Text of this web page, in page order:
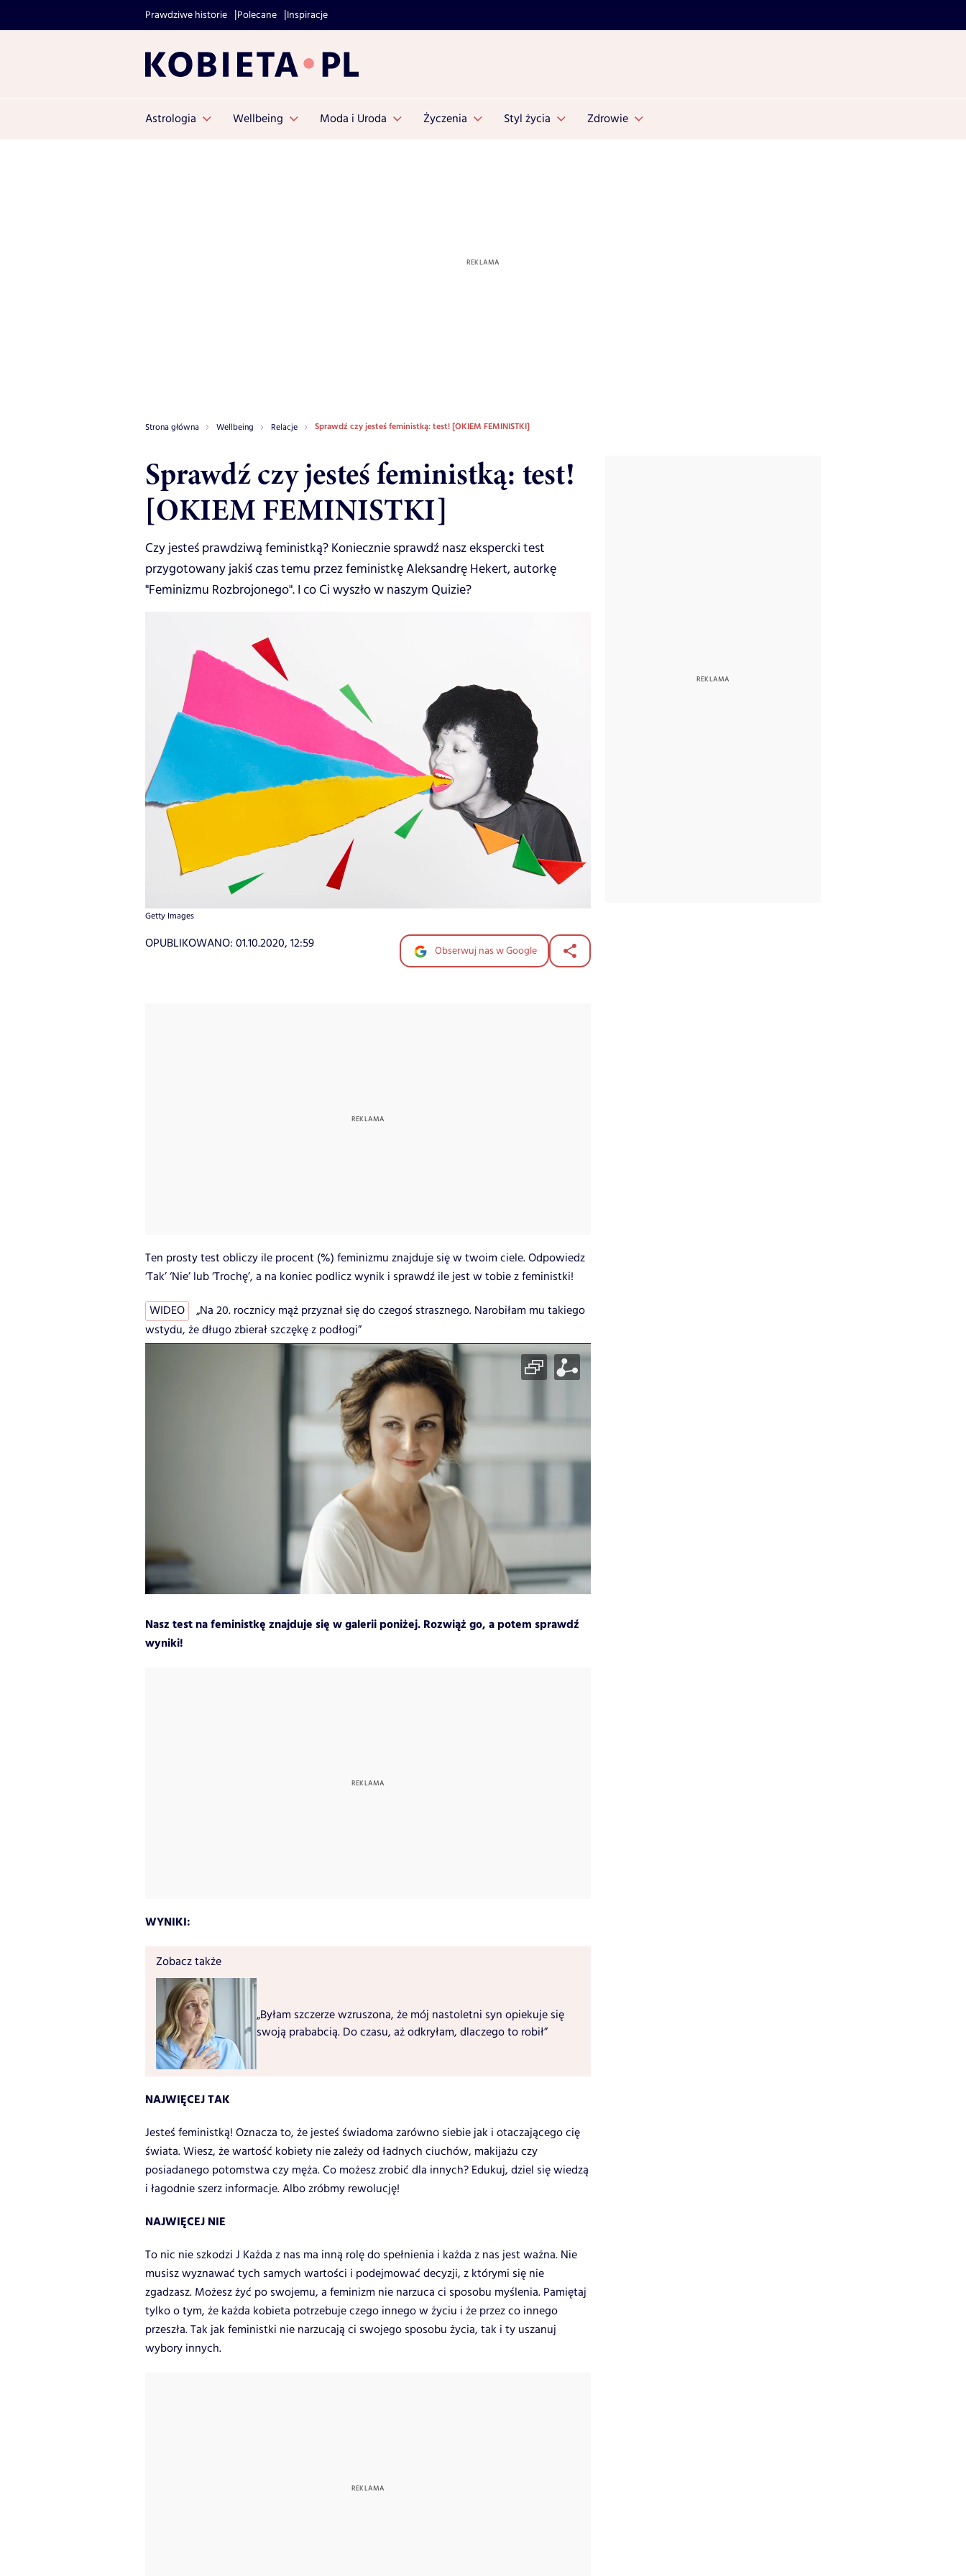
Prawdziwe historie Polecane Inspiracje
Astrologia Wellbeing Moda i Uroda Życzenia Styl życia Zdrowie
Strona główna Wellbeing Relacje Sprawdź czy jesteś feministką: test! [OKIEM FEMINISTKI]
Sprawdź czy jesteś feministką: test!
[OKIEM FEMINISTKI]
Czy jesteś prawdziwą feministką? Koniecznie sprawdź nasz ekspercki test
przygotowany jakiś czas temu przez feministkę Aleksandrę Hekert, autorkę
"Feminizmu Rozbrojonego". I co Ci wyszło w naszym Quizie?
Getty Images
OPUBLIKOWANO: 01.10.2020, 12:59 Obserwuj nas w Google
Ten prosty test obliczy ile procent (%) feminizmu znajduje się w twoim ciele. Odpowiedz
‘Tak’ ‘Nie’ lub ‘Trochę’, a na koniec podlicz wynik i sprawdź ile jest w tobie z feministki!
WIDEO
„Na 20. rocznicy mąż przyznał się do czegoś strasznego. Narobiłam mu takiego
wstydu, że długo zbierał szczękę z podłogi”
Nasz test na feministkę znajduje się w galerii poniżej. Rozwiąż go, a potem sprawdź
wyniki!
WYNIKI:
Zobacz także
„Byłam szczerze wzruszona, że mój nastoletni syn opiekuje się
swoją prababcią. Do czasu, aż odkryłam, dlaczego to robił”
NAJWIĘCEJ TAK
Jesteś feministką! Oznacza to, że jesteś świadoma zarówno siebie jak i otaczającego cię
świata. Wiesz, że wartość kobiety nie zależy od ładnych ciuchów, makijażu czy
posiadanego potomstwa czy męża. Co możesz zrobić dla innych? Edukuj, dziel się wiedzą
i łagodnie szerz informacje.Albo zróbmy rewolucję!
NAJWIĘCEJ NIE
To nic nie szkodzi J Każda z nas ma inną rolę do spełnienia i każda z nas jest ważna. Nie
musisz wyznawać tych samych wartości i podejmować decyzji, z którymi się nie
zgadzasz. Możesz żyć po swojemu, a feminizm nie narzuca ci sposobu myślenia. Pamiętaj
tylko o tym, że każda kobieta potrzebuje czego innego w życiu i że przez co innego
przeszła. Tak jak feministki nie narzucają ci swojego sposobu życia, tak i ty uszanuj
wybory innych.